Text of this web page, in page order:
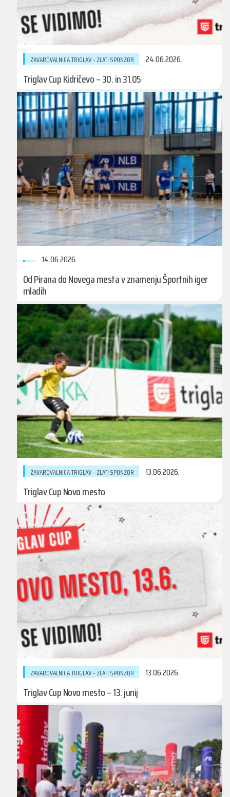
ZAVAROVALNICA TRIGLAV - ZLATI SPONZOR 24.06.2026.
Triglav Cup Kidričevo – 30. in 31.05
14.06.2026.
Od Pirana do Novega mesta v znamenju Športnih iger
mladih
ZAVAROVALNICA TRIGLAV - ZLATI SPONZOR 13.06.2026.
Triglav Cup Novo mesto
ZAVAROVALNICA TRIGLAV - ZLATI SPONZOR 13.06.2026.
Triglav Cup Novo mesto – 13. junij